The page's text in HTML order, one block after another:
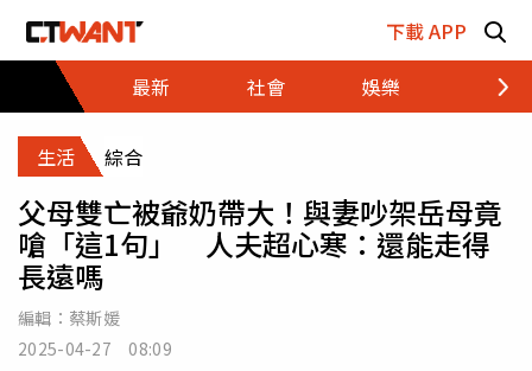
下載 APP
最新
社會 娛樂 財經
生活 綜合
父母雙亡被爺奶帶大！與妻吵架岳母竟
嗆「這1句」 人夫超心寒：還能走得
長遠嗎
編輯： 蔡斯媛
2025-04-27 08:09